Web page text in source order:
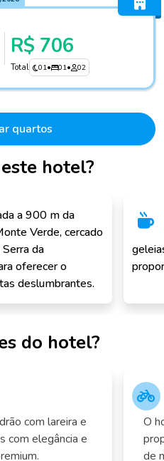
hotel?
a 900 m da
Verde, cercado
da
oferecer o
deslumbrantes.
R$ 706
Total 01• 01• 02
quartos
do hotel?
com lareira e
com elegância e
O
de